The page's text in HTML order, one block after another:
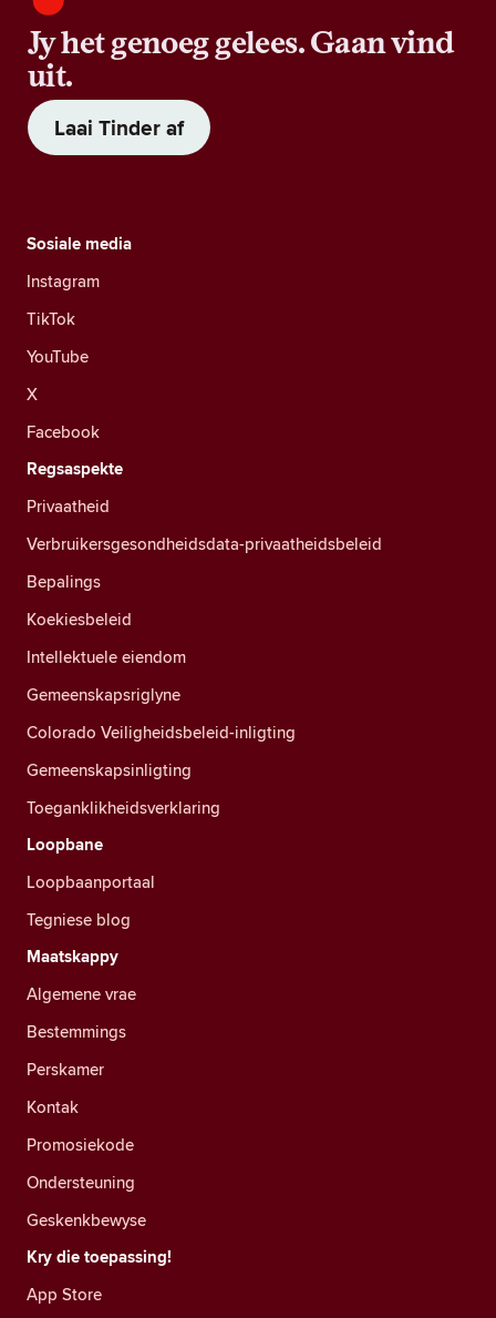
Jy het genoeg gelees. Gaan vind
uit.
Laai Tinder af
Sosiale media
Instagram
TikTok
YouTube
X
Facebook
Regsaspekte
Privaatheid
Verbruikersgesondheidsdata-privaatheidsbeleid
Bepalings
Koekiesbeleid
Intellektuele eiendom
Gemeenskapsriglyne
Colorado Veiligheidsbeleid-inligting
Gemeenskapsinligting
Toeganklikheidsverklaring
Loopbane
Loopbaanportaal
Tegniese blog
Maatskappy
Algemene vrae
Bestemmings
Perskamer
Kontak
Promosiekode
Ondersteuning
Geskenkbewyse
Kry die toepassing!
App Store